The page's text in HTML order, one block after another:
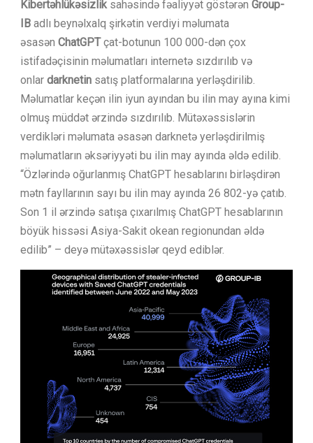
Kibertəhlükəsizlik sahəsində fəaliyyət göstərən Group-
IB adlı beynəlxalq şirkətin verdiyi məlumata
əsasən ChatGPTçat-botunun 100 000-dən çox
istifadəçisinin məlumatları internetə sızdırılıb və
onlar darknetin satış platformalarına yerləşdirilib.
Məlumatlar keçən ilin iyun ayından bu ilin may ayına kimi
olmuş müddət ərzində sızdırılıb. Mütəxəssislərin
verdikləri məlumata əsasən darknetə yerləşdirilmiş
məlumatların əksəriyyəti bu ilin may ayında əldə edilib.
“Özlərində oğurlanmış ChatGPT hesablarını birləşdirən
mətn fayllarının sayı bu ilin may ayında 26 802-yə çatıb.
Son 1 il ərzində satışa çıxarılmış ChatGPT hesablarının
böyük hissəsi Asiya-Sakit okean regionundan əldə
edilib” – deyə mütəxəssislər qeyd ediblər.